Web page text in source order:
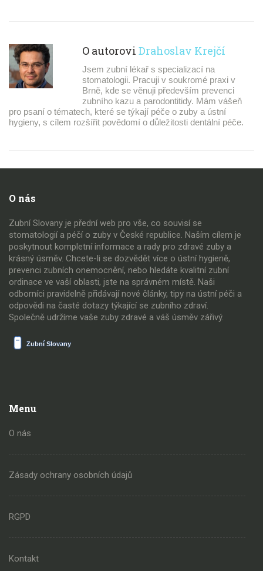
O autorovi Drahoslav Krejčí
Jsem zubní lékař s specializací na
stomatologii. Pracuji v soukromé praxi v
Brně, kde se věnuji především prevenci
zubního kazu a parodontitidy. Mám vášeň
pro psaní o tématech, které se týkají péče o zuby a ústní
hygieny, s cílem rozšířit povědomí o důležitosti dentální péče.
O nás
Zubní Slovany je přední web pro vše, co souvisí se
stomatologií a péčí o zuby v České republice. Naším cílem je
poskytnout kompletní informace a rady pro zdravé zuby a
krásný úsměv. Chcete-li se dozvědět více o ústní hygieně,
prevenci zubních onemocnění, nebo hledáte kvalitní zubní
ordinace ve vaší oblasti, jste na správném místě. Naši
odborníci pravidelně přidávají nové články, tipy na ústní péči a
odpovědi na časté dotazy týkající se zubního zdraví.
Společně udržíme vaše zuby zdravé a váš úsměv zářivý.
Menu
O nás
Zásady ochrany osobních údajů
RGPD
Kontakt